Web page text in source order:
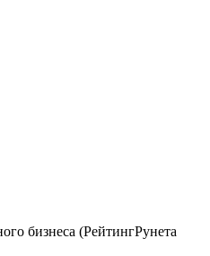
бизнеса (РейтингРунета